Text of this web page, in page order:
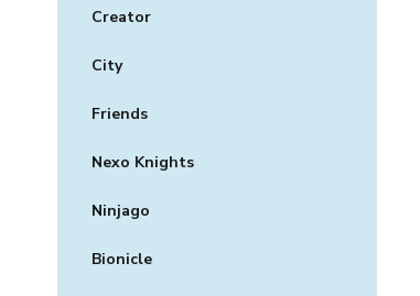
Creator
City
Friends
Nexo Knights
Ninjago
Bionicle